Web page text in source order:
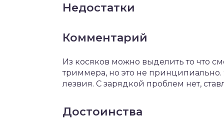
Недостатки
Комментарий
Из косяков можно выделить то что
триммера, но это не принципиально.
лезвия. С зарядкой проблем нет,
Достоинства